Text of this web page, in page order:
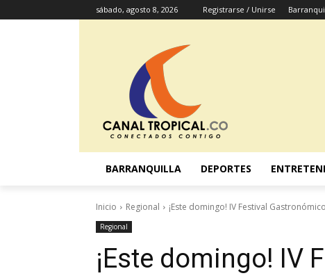
sábado, agosto 8, 2026 Registrarse / Unirse
BARRANQUILLA DEPORTES
Inicio Regional ¡Este domingo! IV Festival
Regional
¡Este domingo! IV